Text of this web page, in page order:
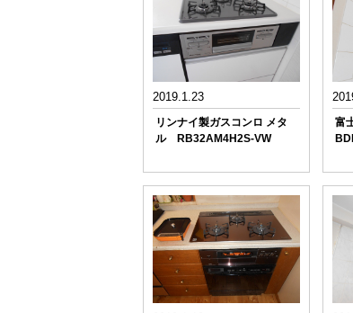
2019.1.23
リンナイ製ガスコンロ メタ
ル RB32AM4H2S-VW
富